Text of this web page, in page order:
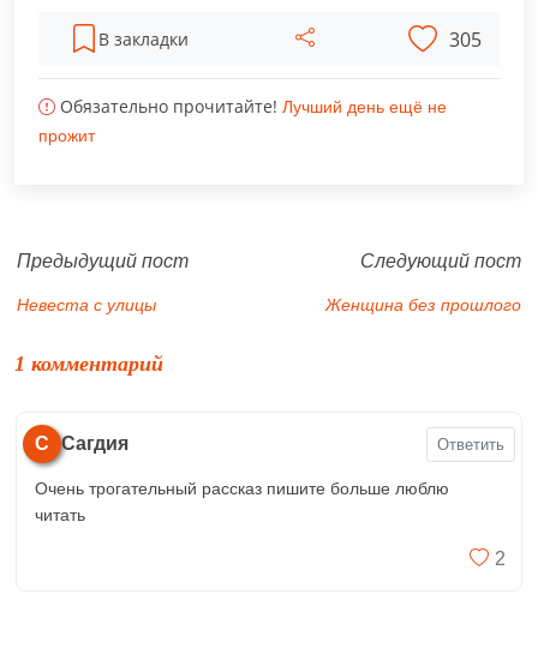
В закладки 305
Обязательно прочитайте! Лучший день ещё не
прожит
Предыдущий пост
Невеста с улицы
Следующий пост
Женщина без прошлого
1 комментарий
С Сагдия Ответить
Очень трогательный рассказ пишите больше люблю
читать
2